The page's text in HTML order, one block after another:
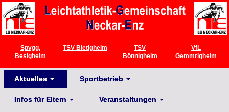
Spvgg.
Besigheim
TSV Bietigheim
TSV
Bönnigheim
VfL
Gemmrigheim
Aktuelles Sportbetrieb
Infos für Eltern Veranstaltungen